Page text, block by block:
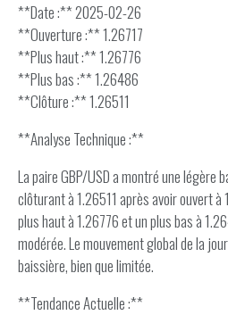
**Date :** 2025-02-26
**Ouverture :** 1.26717
**Plus haut :** 1.26776
**Plus bas :** 1.26486
**Clôture :** 1.26511
**Analyse Technique :**
La paire GBP/USD a montré une légère
clôturant à 1.26511 après avoir ouvert à
plus haut à 1.26776 et un plus bas à
modérée. Le mouvement global de la
baissière, bien que limitée.
**Tendance Actuelle :**